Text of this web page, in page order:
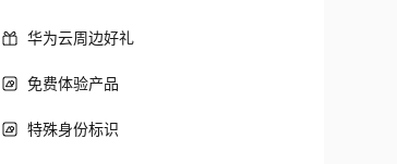
华为云周边好礼
免费体验产品
特殊身份标识